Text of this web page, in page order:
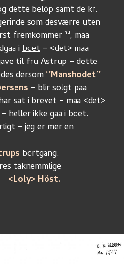
dette belöp samt de kr.
som desværre uten
fremkommer nu, maa
i boet – <det> maa
til fru Astrup – dette
dersom ‘’Manshodet’’
– blir solgt paa
sat i brevet – maa <det>
heller ikke gaa i boet.
– jeg er mer en
bortgang.
taknemmlige
<Loly> Höst.